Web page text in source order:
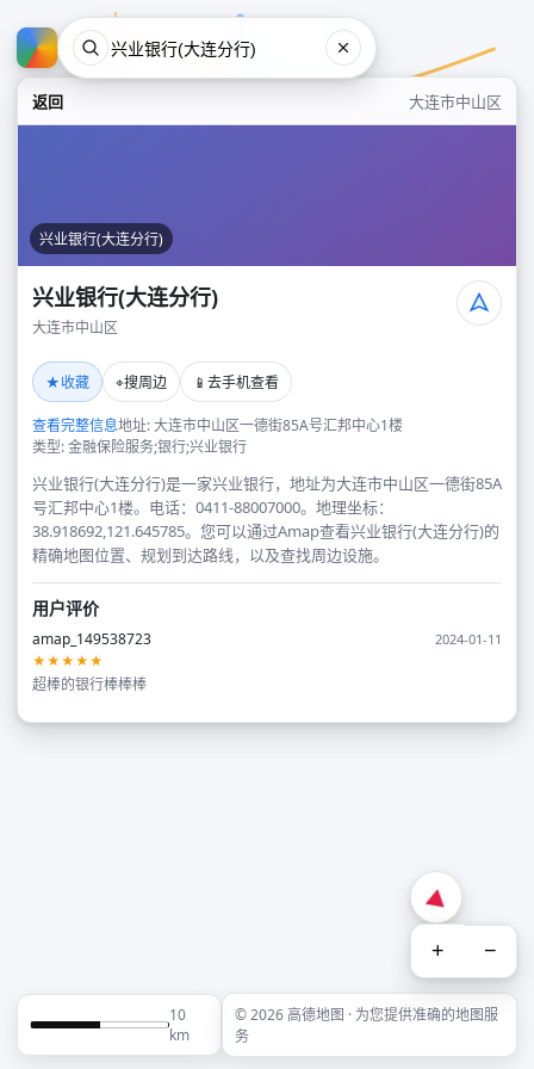
返回 大连市中山区
兴业银行(大连分行)
兴业银行(大连分行)
大连市中山区
★收藏 ⌖搜周边 📱 去手机查看
查看完整信息地址: 大连市中山区一德街85A号汇邦中心1楼
类型: 金融保险服务;银行;兴业银行
兴业银行(大连分行)是一家兴业银行，地址为大连市中山区一德街85A
号汇邦中心1楼。电话：0411-88007000。地理坐标：
38.918692,121.645785。您可以通过Amap查看兴业银行(大连分行)的
精确地图位置、规划到达路线，以及查找周边设施。
用户评价
amap_149538723
2024-01-11
★★★★★
超棒的银行棒棒棒
+ −
10
km
© 2026 高德地图 · 为您提供准确的地图服
务